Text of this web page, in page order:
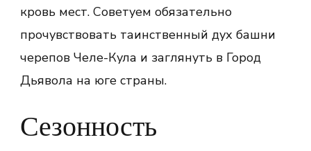
кровь мест. Советуем обязательно
прочувствовать таинственный дух башни
черепов Челе-Кула и заглянуть в Город
Дьявола на юге страны.
Сезонность